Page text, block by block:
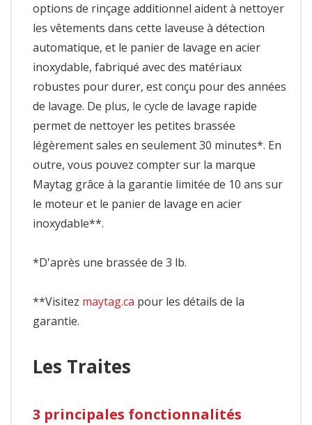
options de rinçage additionnel aident à nettoyer
les vêtements dans cette laveuse à détection
automatique, et le panier de lavage en acier
inoxydable, fabriqué avec des matériaux
robustes pour durer, est conçu pour des années
de lavage. De plus, le cycle de lavage rapide
permet de nettoyer les petites brassée
légèrement sales en seulement 30 minutes*. En
outre, vous pouvez compter sur la marque
Maytag grâce à la garantie limitée de 10 ans sur
le moteur et le panier de lavage en acier
inoxydable**.
*D'après une brassée de 3 lb.
**Visitez maytag.ca pour les détails de la
garantie.
Les Traites
3 principales fonctionnalités